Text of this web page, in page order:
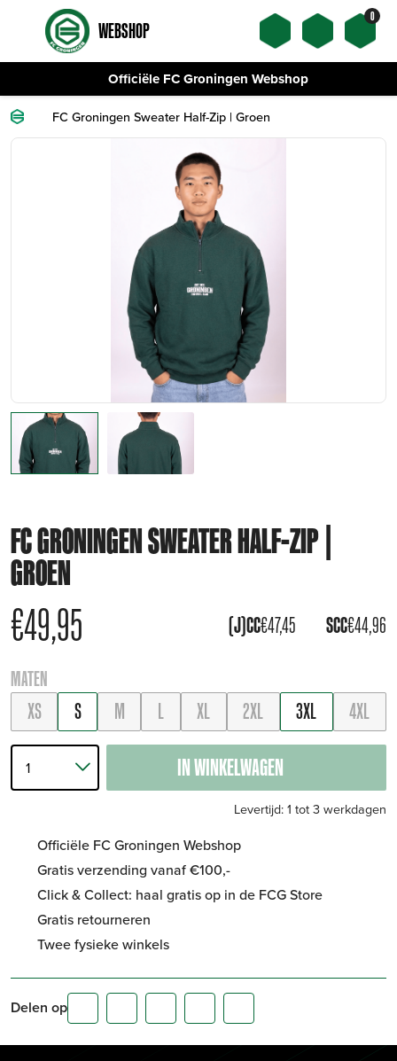
WEBSHOP
0
Officiële FC Groningen Webshop
FC Groningen Sweater Half-Zip | Groen
FC GRONINGEN SWEATER HALF-ZIP |
GROEN
€49,95 (J)CC€47,45 SCC€44,96
MATEN
XS S M L XL 2XL 3XL 4XL
IN WINKELWAGEN
Levertijd: 1 tot 3 werkdagen
Officiële FC Groningen Webshop
Gratis verzending vanaf €100,-
Click & Collect: haal gratis op in de FCG Store
Gratis retourneren
Twee fysieke winkels
Delen op